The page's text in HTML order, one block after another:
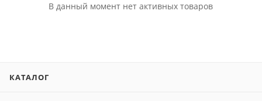
В данный момент нет активных товаров
КАТАЛОГ